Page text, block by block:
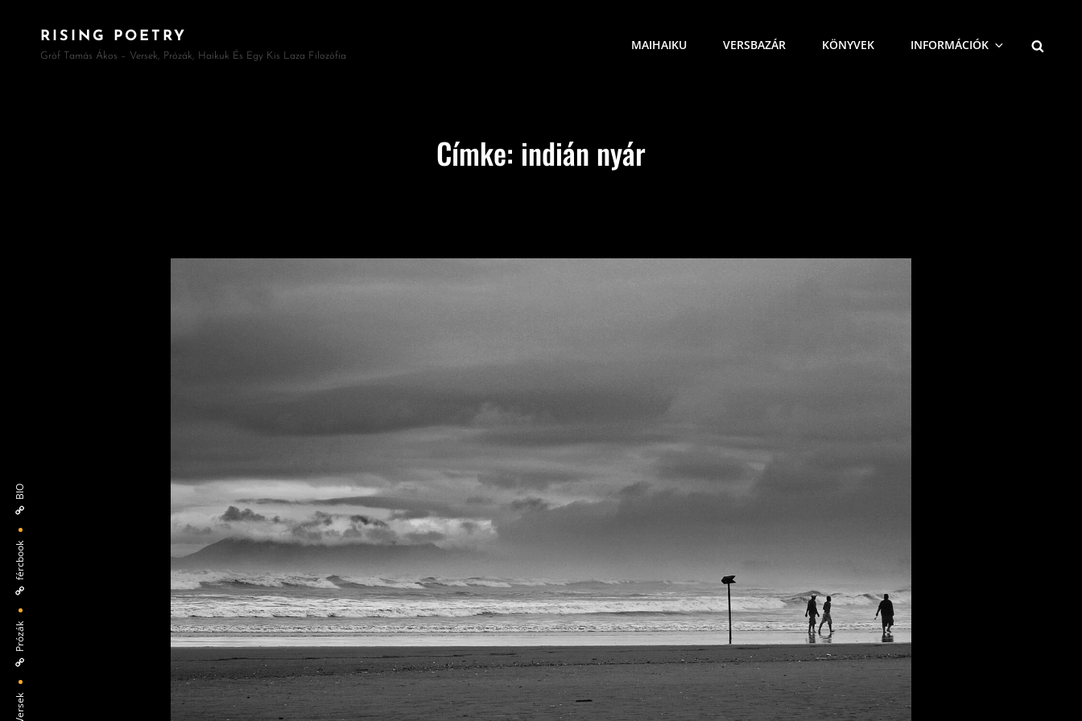
RISING POETRY
Gróf Tamás Ákos – Versek, Prózák, Haikuk És Egy Kis Laza Filozófia
MAIHAIKU VERSBAZÁR KÖNYVEK INFORMÁCIÓK
Versek
Prózák
fércbook
BIO
Címke: indián nyár